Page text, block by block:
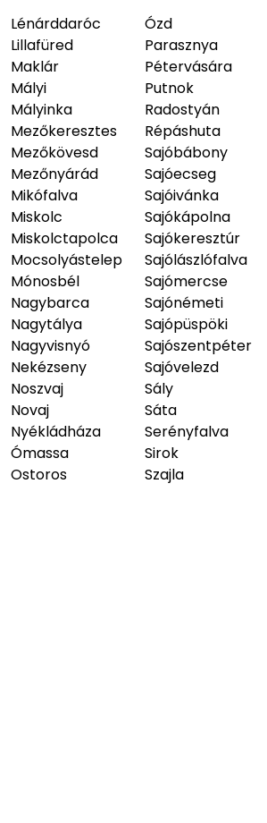
Lénárddaróc
Lillafüred
Maklár
Mályi
Mályinka
Mezőkeresztes
Mezőkövesd
Mezőnyárád
Mikófalva
Miskolc
Miskolctapolca
Mocsolyástelep
Mónosbél
Nagybarca
Nagytálya
Nagyvisnyó
Nekézseny
Noszvaj
Novaj
Nyékládháza
Ómassa
Ostoros
Ózd
Parasznya
Pétervására
Putnok
Radostyán
Répáshuta
Sajóbábony
Sajóecseg
Sajóivánka
Sajókápolna
Sajókeresztúr
Sajólászlófalva
Sajómercse
Sajónémeti
Sajópüspöki
Sajószentpéter
Sajóvelezd
Sály
Sáta
Serényfalva
Sirok
Szajla